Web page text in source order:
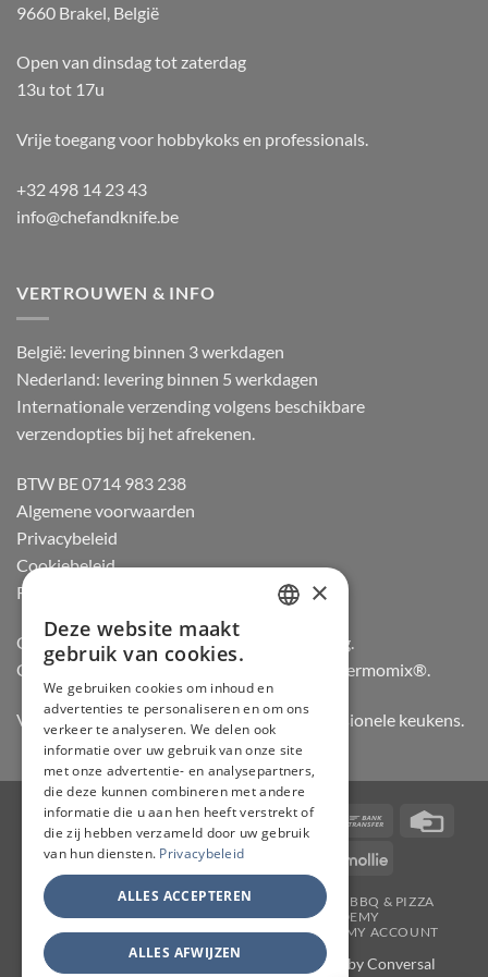
9660 Brakel, België
Open van dinsdag tot zaterdag
13u tot 17u
Vrije toegang voor hobbykoks en professionals.
+32 498 14 23 43
info@chefandknife.be
VERTROUWEN & INFO
België: levering binnen 3 werkdagen
Nederland: levering binnen 5 werkdagen
Internationale verzending volgens beschikbare
verzendopties bij het afrekenen.
BTW BE 0714 983 238
Algemene voorwaarden
Privacybeleid
Cookiebeleid
Retourneren
Officiële dealer van Gozney en Big Green Egg.
Officiële advisor en verdeler van Vorwerk Thermomix®.
Vertrouwd door hobbykoks, chefs en professionele keukens.
Visa PayPal Stripe MasterCardBancontactBank
IDeal Invoice Maestro Mollie
JAPANSE MESSEN SLIJPERIJ KOOKGEREI
BBQ & PIZZA
THERMOMIX
WORKSHOPS
ACADEMY
TAFELMESSEN & SCHOOLSETS
CONTACT MY ACCOUNT
Copyright 2026 © CHEF & KNIFE | Support byConversal
GERMAN
ENGLISH
×
Deze website maakt
gebruik van cookies.
We gebruiken cookies om inhoud en
advertenties te personaliseren en om ons
verkeer te analyseren. We delen ook
informatie over uw gebruik van onze site
met onze advertentie- en analysepartners,
die deze kunnen combineren met andere
informatie die u aan hen heeft verstrekt of
die zij hebben verzameld door uw gebruik
van hun diensten. Privacybeleid
ALLES ACCEPTEREN
ALLES AFWIJZEN